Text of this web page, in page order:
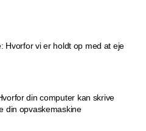
Hvorfor vi er holdt op med at eje
din computer kan skrive
din opvaskemaskine